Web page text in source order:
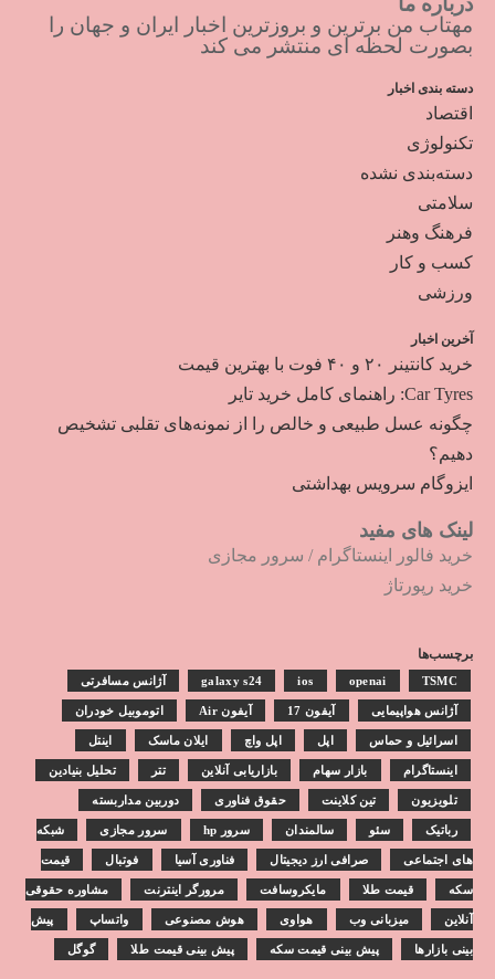
مهتاب من برترین و بروزترین اخبار ایران و جهان را
بصورت لحظه ای منتشر می کند
دسته بندی اخبار
اقتصاد
تکنولوژی
دسته‌بندی نشده
سلامتی
فرهنگ وهنر
کسب و کار
ورزشی
آخرین اخبار
خرید کانتینر ۲۰ و ۴۰ فوت با بهترین قیمت
Car Tyres: راهنمای کامل خرید تایر
چگونه عسل طبیعی و خالص را از نمونه‌های تقلبی تشخیص
دهیم؟
ایزوگام سرویس بهداشتی
لینک های مفید
خرید فالور اینستاگرام / سرور مجازی
خرید رپورتاژ
برچسب‌ها
galaxy s24 ios openai TSMC آژانس مسافرتی
آژانس هواپیمایی آیفون 17 آیفون Air اتوموبیل خودران
اسرائیل و حماس اپل اپل واچ ایلان ماسک اینتل
اینستاگرام بازار سهام بازاریابی آنلاین تتر تحلیل بنیادین
تلویزیون تین کلاینت حقوق فناوری دوربین مداربسته
رباتیک سئو سالمندان سرور hp سرور مجازی شبکه
های اجتماعی صرافی ارز دیجیتال فناوری آسیا فوتبال قیمت
سکه قیمت طلا مایکروسافت مرورگر اینترنت مشاوره حقوقی
آنلاین میزبانی وب هواوی هوش مصنوعی واتساپ پیش
بینی بازارها پیش بینی قیمت سکه پیش بینی قیمت طلا گوگل